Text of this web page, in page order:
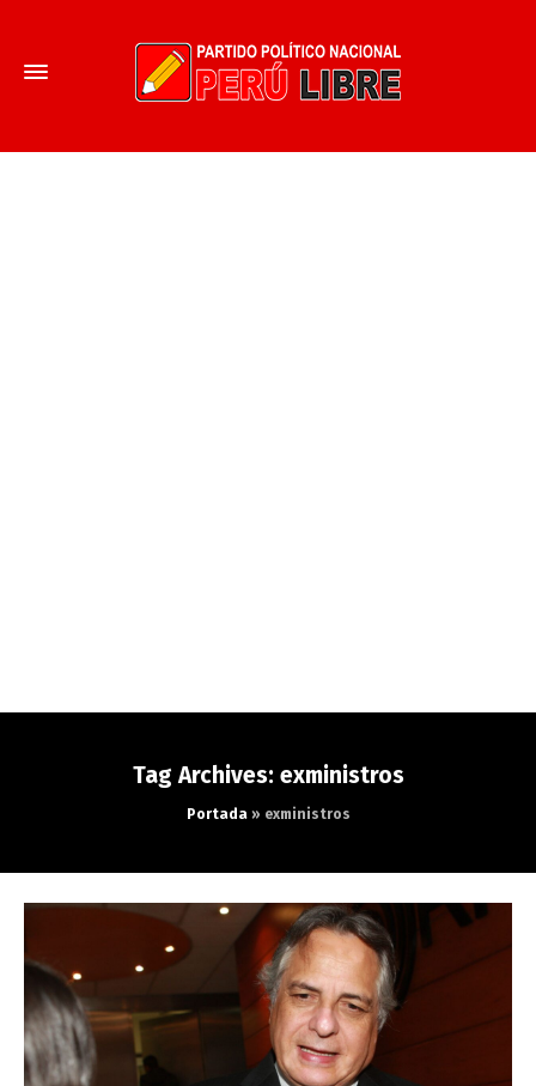
Tag Archives: exministros
Portada» exministros